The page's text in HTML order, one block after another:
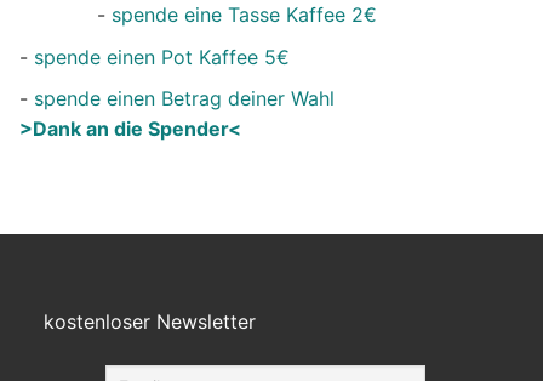
- spende eine Tasse Kaffee 2€
- spende einen Pot Kaffee 5€
- spende einen Betrag deiner Wahl
>Dank an die Spender<
kostenloser Newsletter